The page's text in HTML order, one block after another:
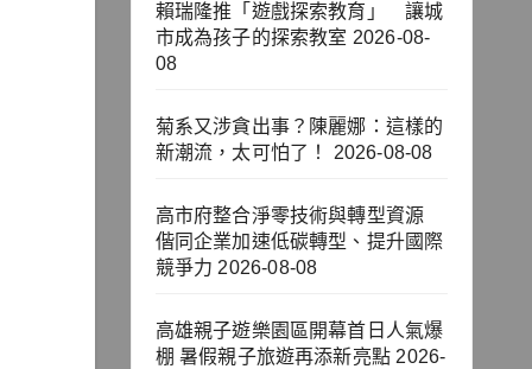
賴瑞隆推「遊戲探索教育」 讓城
市成為孩子的探索教室 2026-08-
08
菊系又涉貪出事？陳麗娜：這樣的
新潮流，太可怕了！
2026-08-08
高市府整合淨零技術與轉型資源
偕同企業加速低碳轉型、提升國際
競爭力 2026-08-08
高雄親子遊樂園區開幕首日人氣爆
棚 暑假親子旅遊再添新亮點 2026-